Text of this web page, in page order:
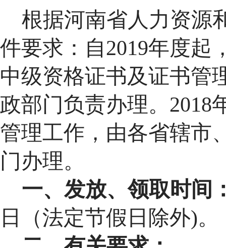
根据河南省人力资源
件要求：自2019年度起
中级资格证书及证书管
政部门负责办理。2018
管理工作，由各省辖市
门办理。
一、发放、领取时间
日（法定节假日除外)。